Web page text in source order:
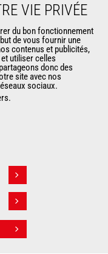
VIE PRIVÉE
du bon fonctionnement
de vous fournir une
contenus et publicités,
utiliser celles
donc des
site avec nos
sociaux.